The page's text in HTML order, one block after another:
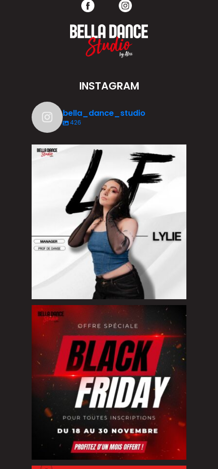
INSTAGRAM
bella_dance_studio
426
Depuis ses 3 ans, Lylie vit sa passion pour la
Black Friday chez Bella Dance Studio
Du...